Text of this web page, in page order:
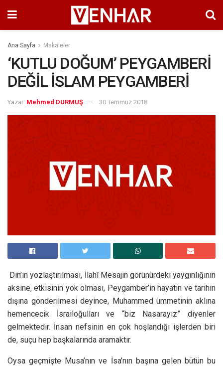
Ana Sayfa Makaleler
‘KUTLU DOĞUM’ PEYGAMBERİ
DEĞİL İSLAM PEYGAMBERİ
Yazar: Mehmed DURMUŞ 30 Temmuz 2018
Din’in yozlaştırılması, İlahî Mesajın görünürdeki yaygınlığının
aksine, etkisinin yok olması, Peygamber’in hayatın ve tarihin
dışına gönderilmesi deyince, Muhammed ümmetinin aklına
hemencecik İsrailoğulları ve “biz Nasarayız” diyenler
gelmektedir. İnsan nefsinin en çok hoşlandığı işlerden biri
de, suçu hep başkalarında aramaktır.
Oysa geçmişte Musa’nın ve İsa’nın başına gelen bütün bu